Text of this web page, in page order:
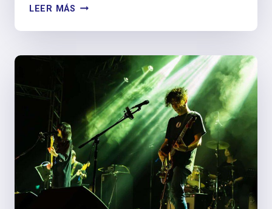
LEER MÁS PILTON,
–